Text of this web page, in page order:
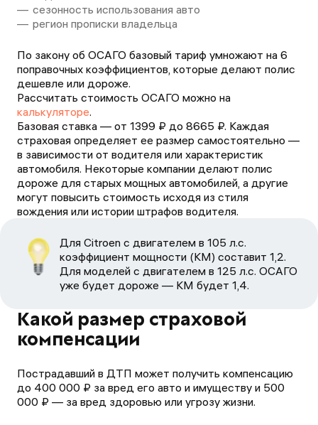
сезонность использования авто
регион прописки владельца
По закону об ОСАГО базовый тариф умножают на 6
поправочных коэффициентов, которые делают полис
дешевле или дороже.
Рассчитать стоимость ОСАГО можно на
калькуляторе.
Базовая ставка — от 1399 ₽ до 8665 ₽. Каждая
страховая определяет ее размер самостоятельно —
в зависимости от водителя или характеристик
автомобиля. Некоторые компании делают полис
дороже для старых мощных автомобилей, а другие
могут повысить стоимость исходя из стиля
вождения или истории штрафов водителя.
Для Citroen c двигателем в 105 л.с.
коэффициент мощности (КМ) составит 1,2.
Для моделей с двигателем в 125 л.с. ОСАГО
уже будет дороже — КМ будет 1,4.
Какой размер страховой
компенсации
Пострадавший в ДТП может получить компенсацию
до 400 000 ₽ за вред его авто и имуществу и 500
000 ₽ — за вред здоровью или угрозу жизни.